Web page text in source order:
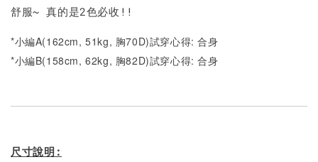
舒服~ 真的是2色必收!!
*小編A(162cm, 51kg, 胸70D)試穿心得: 合身
*小編B(158cm, 62kg, 胸82D)試穿心得: 合身
尺寸說明: